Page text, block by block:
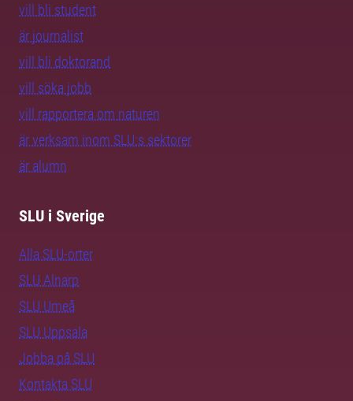
vill bli student
är journalist
vill bli doktorand
vill söka jobb
vill rapportera om naturen
är verksam inom SLU:s sektorer
är alumn
SLU i Sverige
Alla SLU-orter
SLU Alnarp
SLU Umeå
SLU Uppsala
Jobba på SLU
Kontakta SLU